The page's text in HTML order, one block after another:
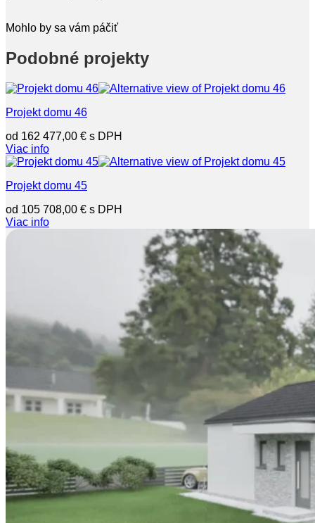
Mohlo by sa vám páčiť
Podobné projekty
Projekt domu 46
162 477,00 €
Viac info
Projekt domu 45
105 708,00 €
Viac info